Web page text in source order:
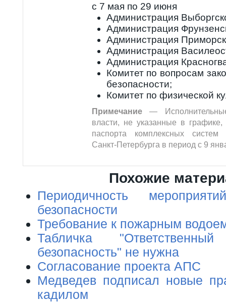
с 7 мая по 29 июня
Администрация
Администрация
Администрация
Администрация
Администрация
Комитет по вопросам
безопасности;
Комитет по физической
Примечание— Исполнительные
власти, не указанные в графике,
паспорта комплексных систем
Санкт-Петербурга в период с 9
Похожие
Периодичность
безопасности
Требование к пожарным
Табличка
безопасность" не нужна
Согласование проекта АПС
Медведев подписал новые
кадилом